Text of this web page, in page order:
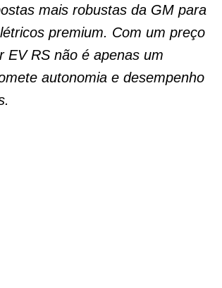
mais robustas da GM para
premium. Com um preço
EV RS não é apenas um
autonomia e desempenho